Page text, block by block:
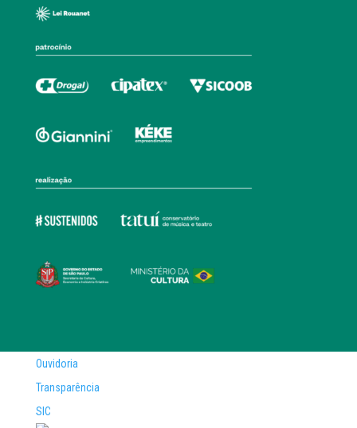
Ouvidoria
Transparência
SIC